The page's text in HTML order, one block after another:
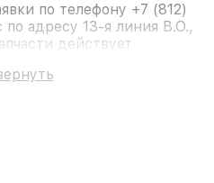
по телефону +7 (812)
адресу 13-я линия В.О.,
действует